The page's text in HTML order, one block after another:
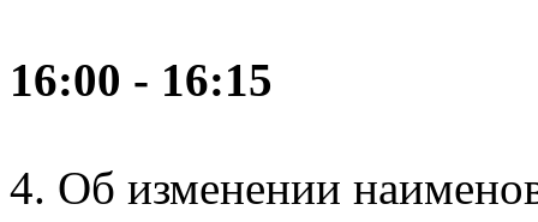
16:00 - 16:15
4. Об изменении